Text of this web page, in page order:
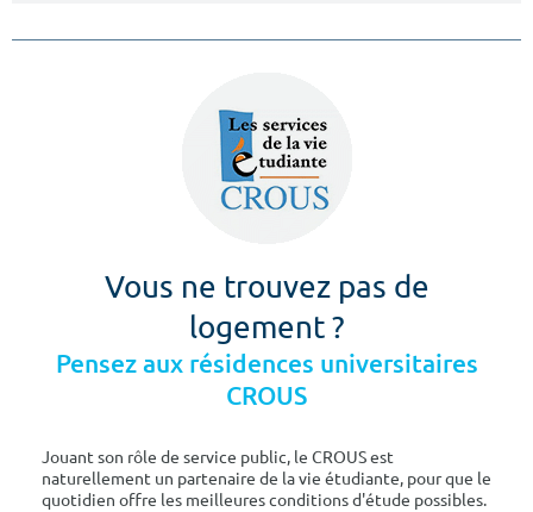
Vous ne trouvez pas de
logement ?
Pensez aux résidences universitaires
CROUS
Jouant son rôle de service public, le CROUS est
naturellement un partenaire de la vie étudiante, pour que le
quotidien offre les meilleures conditions d'étude possibles.